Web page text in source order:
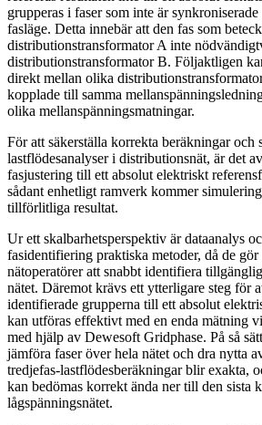
grupperas i faser som inte är
fasläge. Detta innebär att den fas som
distributionstransformator A inte
distributionstransformator B. Följaktligen
direkt mellan olika
kopplade till samma
olika mellanspänningsmatningar.
För att säkerställa korrekta beräkningar och
lastflödesanalyser i distributionsnät, är det
fasjustering till ett absolut elektriskt
sådant enhetligt ramverk kommer
tillförlitliga resultat.
Ur ett skalbarhetsperspektiv är dataanalys
fasidentifiering praktiska metoder, då de
nätoperatörer att snabbt identifiera
nätet. Däremot krävs ett ytterligare steg för
identifierade grupperna till ett absolut
kan utföras effektivt med en enda mätning
med hjälp av Dewesoft Gridphase. På så
jämföra faser över hela nätet och dra nytta
tredjefas-lastflödesberäkningar blir exakta,
kan bedömas korrekt ända ner till den sista
lågspänningsnätet.